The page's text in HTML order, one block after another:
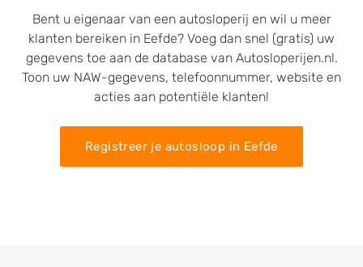
Bent u eigenaar van een autosloperij en wil u meer
klanten bereiken in Eefde? Voeg dan snel (gratis) uw
gegevens toe aan de database van Autosloperijen.nl.
Toon uw NAW-gegevens, telefoonnummer, website en
acties aan potentiële klanten!
Registreer je autosloop in Eefde